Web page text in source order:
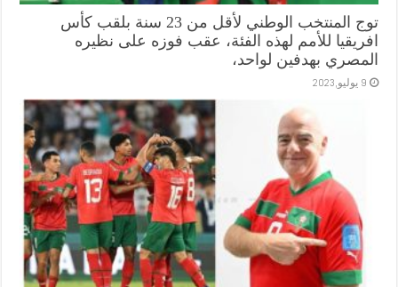
توج المنتخب الوطني لأقل من 23 سنة بلقب كأس
افريقيا للأمم لهذه الفئة، عقب فوزه على نظيره
المصري بهدفين لواحد،
9 يوليو,2023